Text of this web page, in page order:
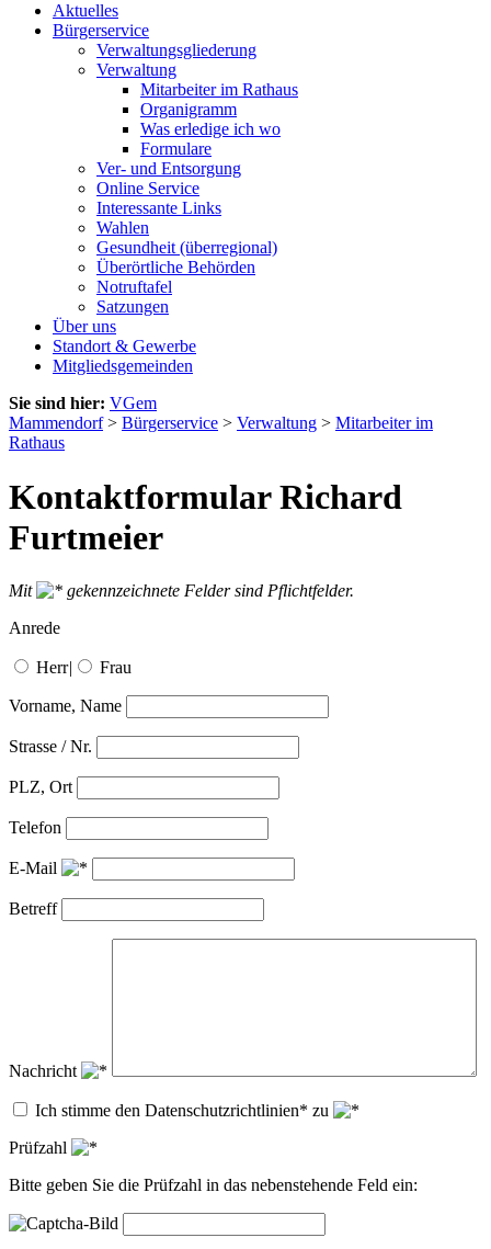
Aktuelles
Bürgerservice
Verwaltungsgliederung
Verwaltung
Mitarbeiter im Rathaus
Organigramm
Was erledige ich wo
Formulare
Ver- und Entsorgung
Online Service
Interessante Links
Wahlen
Gesundheit (überregional)
Überörtliche Behörden
Notruftafel
Satzungen
Über uns
Standort & Gewerbe
Mitgliedsgemeinden
Sie sind hier: VGem
Mammendorf> Bürgerservice > Verwaltung > Mitarbeiter im
Rathaus
Kontaktformular Richard
Furtmeier
Mit
gekennzeichnete Felder sind Pflichtfelder.
Anrede
Herr| Frau
Vorname, Name
Strasse / Nr.
PLZ, Ort
Telefon
E-Mail
Betreff
Nachricht
Ich stimme den Datenschutzrichtlinien* zu
Prüfzahl
Bitte geben Sie die Prüfzahl in das nebenstehende Feld ein: